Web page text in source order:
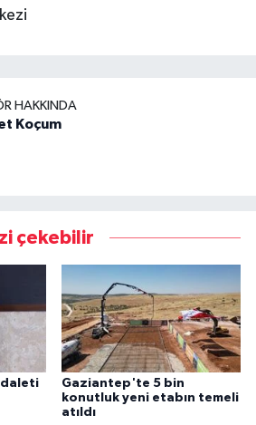
HAKKINDA
Koçum
çekebilir
Gaziantep'te 5 bin
konutluk yeni etabın temeli
atıldı